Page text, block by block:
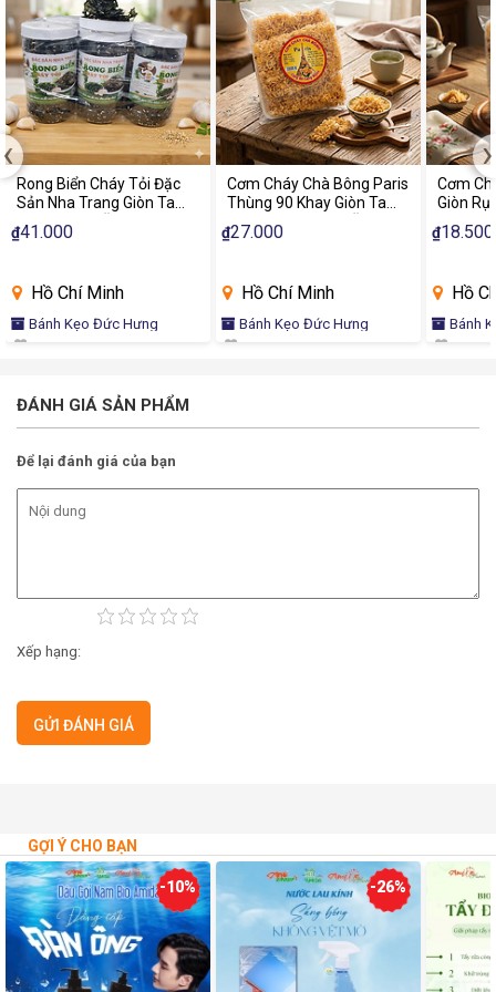
Rong Biển Cháy Tỏi Đặc
Sản Nha Trang Giòn Tan
Thơm Ngon Ăn Liền
₫41.000
Hồ Chí Minh
Bánh Kẹo Đức Hưng
Cơm Cháy Chà Bông Paris
Thùng 90 Khay Giòn Tan
Chà Bông Đậm Vị Ăn Vặt
Chính Hãng
₫27.000
Hồ Chí Minh
Bánh Kẹo Đức Hưng
Cơm
Giòn
Khay
Thơm
₫18.500
Hồ
Bánh
‹ ›
ĐÁNH GIÁ SẢN PHẨM
Để lại đánh giá của bạn
Xếp hạng:
GỢI Ý CHO BẠN
-10% -26%